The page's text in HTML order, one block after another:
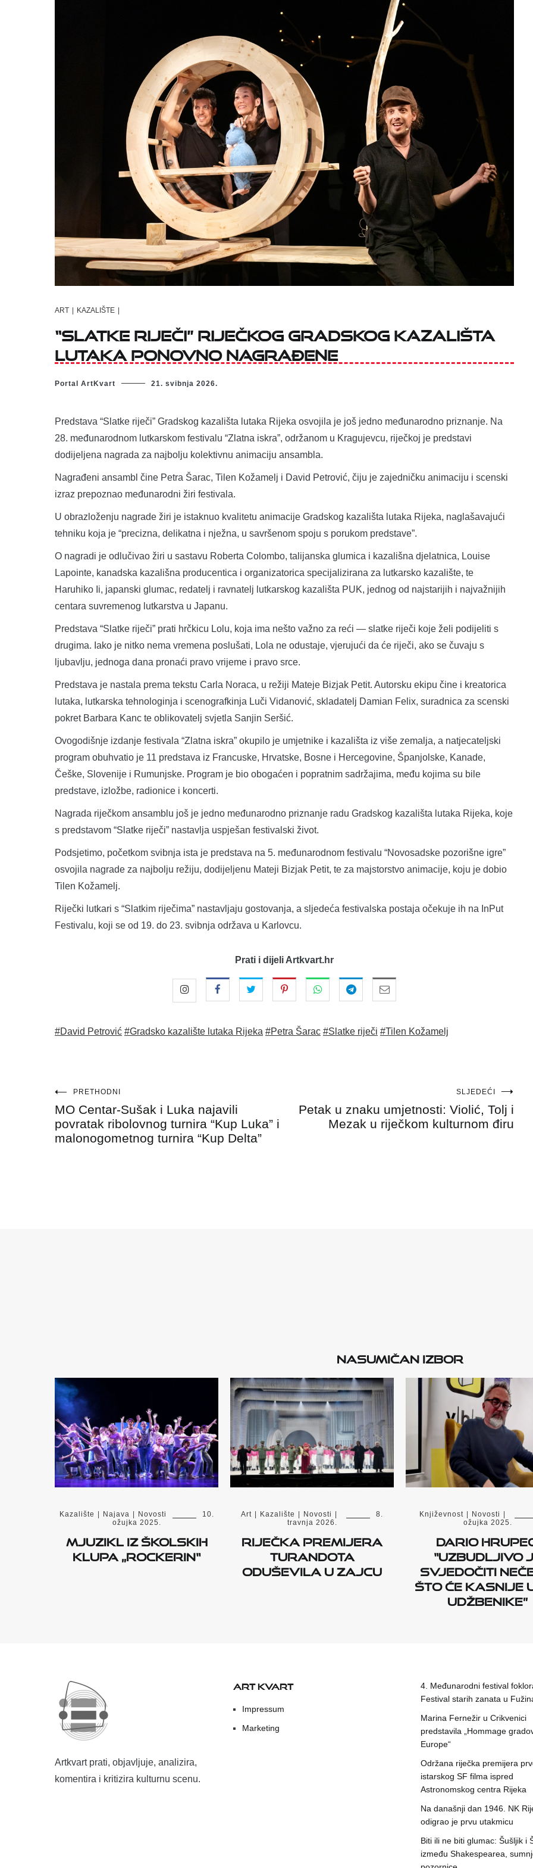
ART KAZALIŠTE
“Slatke riječi” riječkog Gradskog kazališta
lutaka ponovno nagrađene
Portal ArtKvart 21. svibnja 2026.
Predstava “Slatke riječi” Gradskog kazališta lutaka Rijeka osvojila je još jedno međunarodno priznanje. Na
28. međunarodnom lutkarskom festivalu “Zlatna iskra”, održanom u Kragujevcu, riječkoj je predstavi
dodijeljena nagrada za najbolju kolektivnu animaciju ansambla.
Nagrađeni ansambl čine Petra Šarac, Tilen Kožamelj i David Petrović, čiju je zajedničku animaciju i scenski
izraz prepoznao međunarodni žiri festivala.
U obrazloženju nagrade žiri je istaknuo kvalitetu animacije Gradskog kazališta lutaka Rijeka, naglašavajući
tehniku koja je “precizna, delikatna i nježna, u savršenom spoju s porukom predstave”.
O nagradi je odlučivao žiri u sastavu Roberta Colombo, talijanska glumica i kazališna djelatnica, Louise
Lapointe, kanadska kazališna producentica i organizatorica specijalizirana za lutkarsko kazalište, te
Haruhiko Ii, japanski glumac, redatelj i ravnatelj lutkarskog kazališta PUK, jednog od najstarijih i najvažnijih
centara suvremenog lutkarstva u Japanu.
Predstava “Slatke riječi” prati hrčkicu Lolu, koja ima nešto važno za reći — slatke riječi koje želi podijeliti s
drugima. Iako je nitko nema vremena poslušati, Lola ne odustaje, vjerujući da će riječi, ako se čuvaju s
ljubavlju, jednoga dana pronaći pravo vrijeme i pravo srce.
Predstava je nastala prema tekstu Carla Noraca, u režiji Mateje Bizjak Petit. Autorsku ekipu čine i kreatorica
lutaka, lutkarska tehnologinja i scenografkinja Luči Vidanović, skladatelj Damian Felix, suradnica za scenski
pokret Barbara Kanc te oblikovatelj svjetla Sanjin Seršić.
Ovogodišnje izdanje festivala “Zlatna iskra” okupilo je umjetnike i kazališta iz više zemalja, a natjecateljski
program obuhvatio je 11 predstava iz Francuske, Hrvatske, Bosne i Hercegovine, Španjolske, Kanade,
Češke, Slovenije i Rumunjske. Program je bio obogaćen i popratnim sadržajima, među kojima su bile
predstave, izložbe, radionice i koncerti.
Nagrada riječkom ansamblu još je jedno međunarodno priznanje radu Gradskog kazališta lutaka Rijeka, koje
s predstavom “Slatke riječi” nastavlja uspješan festivalski život.
Podsjetimo, početkom svibnja ista je predstava na 5. međunarodnom festivalu “Novosadske pozorišne igre”
osvojila nagrade za najbolju režiju, dodijeljenu Mateji Bizjak Petit, te za majstorstvo animacije, koju je dobio
Tilen Kožamelj.
Riječki lutkari s “Slatkim riječima” nastavljaju gostovanja, a sljedeća festivalska postaja očekuje ih na InPut
Festivalu, koji se od 19. do 23. svibnja održava u Karlovcu.
Prati i dijeli Artkvart.hr
#David Petrović #Gradsko kazalište lutaka Rijeka #Petra Šarac #Slatke riječi #Tilen Kožamelj
Navigacija
objava
PRETHODNI
MO Centar-Sušak i Luka najavili
povratak ribolovnog turnira “Kup Luka” i
malonogometnog turnira “Kup Delta”
SLJEDEĆI
Petak u znaku umjetnosti: Violić, Tolj i
Mezak u riječkom kulturnom điru
Nasumičan izbor
Kazalište | Najava | Novosti
10.
ožujka 2025.
Mjuzikl iz školskih
klupa „RockeRin“
Art | Kazalište | Novosti |
8.
travnja 2026.
Riječka premijera
Turandota
oduševila u Zajcu
Književnost | Novosti |
ožujka 2025.
Dario
“Uzbudljivo
svjedočiti
što će kasnije
udžbenike”
Artkvart prati, objavljuje, analizira,
komentira i kritizira kulturnu scenu.
ART KVART
Impressum
Marketing
4. Međunarodni festival
Festival starih zanata u
Marina Fernežir u Crikvenici
predstavila „Hommage
Europe“
Održana riječka premijera
istarskog SF filma ispred
Astronomskog centra Rijeka
Na današnji dan 1946. NK
odigrao je prvu utakmicu
Biti ili ne biti glumac: Šušljik i
između Shakespearea,